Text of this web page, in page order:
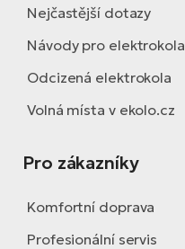
Nejčastější dotazy
Návody pro elektrokola
Odcizená elektrokola
Volná místa v ekolo.cz
Pro zákazníky
Komfortní doprava
Profesionální servis